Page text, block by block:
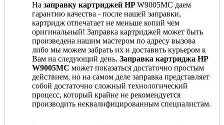
На заправку картриджей HPW9005MC даем
гарантию качества - после нашей заправки,
картридж отпечатает не меньше копий чем
оригинальный! Заправка картриджей может быть
произведена нашим мастером по адресу вызова
либо мы можем забрать их и доставить курьером к
Вам на следующий день. Заправка картриджа HP
W9005MC может показаться достаточно простым
действием, но на самом деле заправка представляет
собой достаточно сложный технологический
процесс, который крайне не рекомендуется
производить неквалифицированным специалистам.